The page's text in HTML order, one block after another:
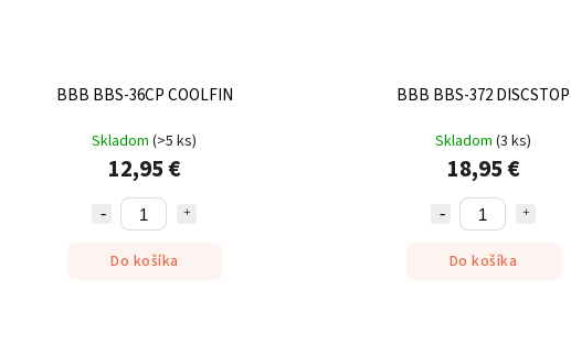
BBB BBS-36CP COOLFIN
Skladom(>5 ks)
12,95 €
Do košíka
BBB BBS-372 DISCSTOP
Skladom(3 ks)
18,95 €
Do košíka